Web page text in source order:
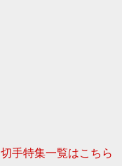
切手特集一覧はこちら